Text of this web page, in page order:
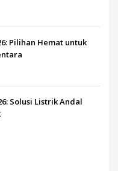
Pilihan Hemat untuk
Solusi Listrik Andal